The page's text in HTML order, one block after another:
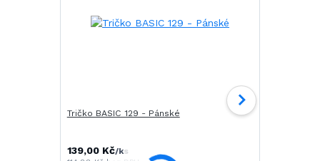
Tričko BASIC 129 - Pánské
139,00 Kč/ks